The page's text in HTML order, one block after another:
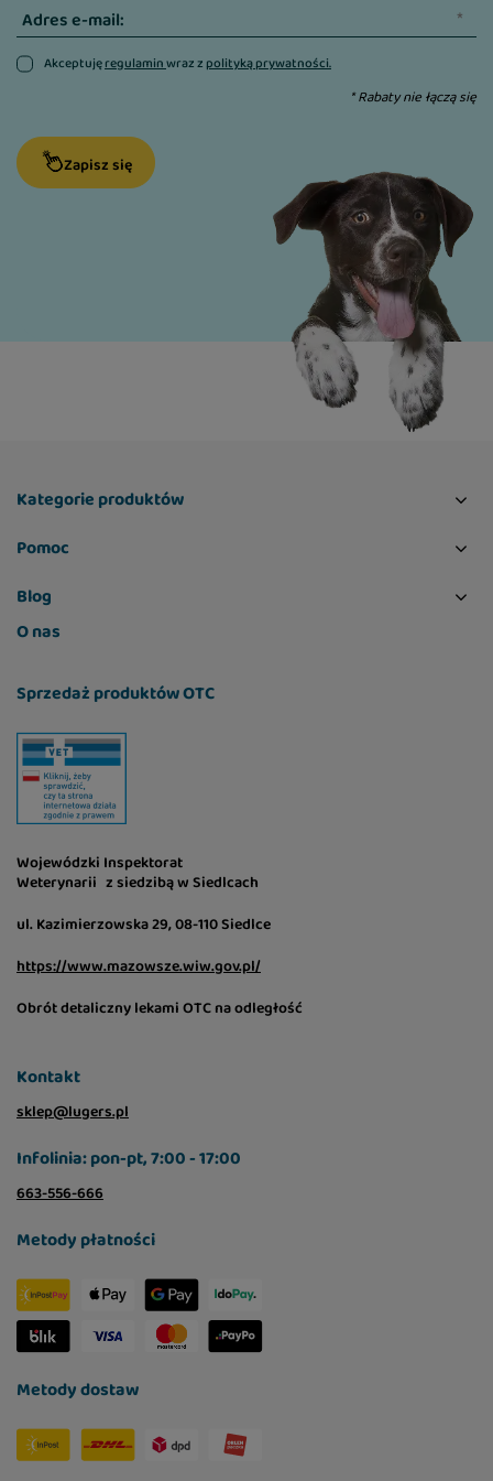
Adres e-mail:
Akceptujęregulaminwraz zpolityką prywatności.
* Rabaty nie łączą się
Zapisz się
Kategorie produktów
Pomoc
Blog
O nas
Sprzedaż produktów OTC
Wojewódzki Inspektorat
Weterynarii z siedzibą w Siedlcach
ul. Kazimierzowska 29, 08-110 Siedlce
https://www.mazowsze.wiw.gov.pl/
Obrót detaliczny lekami OTC na odległość
Kontakt
sklep@lugers.pl
Infolinia: pon-pt, 7:00 - 17:00
663-556-666
Metody płatności
Metody dostaw